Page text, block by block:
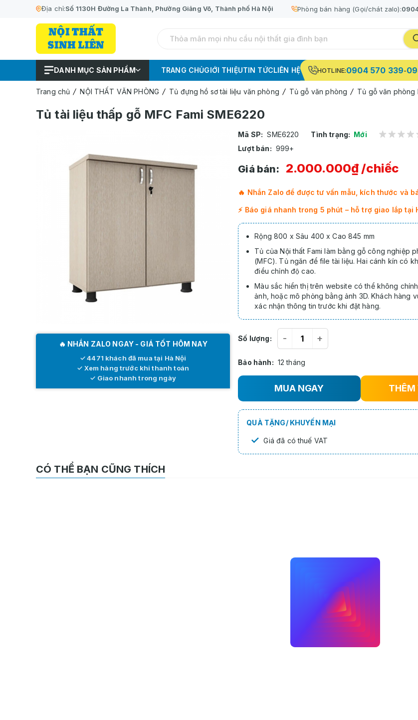
Địa chỉ:Số 1130H Đường La Thành, Phường Giảng Võ, Thành phố Hà Nội Phòng bán hàng (Gọi/chát zalo):
DANH MỤC SẢN PHẨM TRANG CHỦGIỚI THIỆUTIN TỨCLIÊN HỆ HOTLINE:0904 570 339-
Trang chủ NỘI THẤT VĂN PHÒNG Tủ đựng hồ sơ tài liệu văn phòng Tủ gỗ văn phòng Tủ gỗ văn phòng
Tủ tài liệu thấp gỗ MFC Fami SME6220
🔥 NHẮN ZALO NGAY - GIÁ TỐT HÔM NAY
✓ 4471 khách đã mua tại Hà Nội
✓ Xem hàng trước khi thanh toán
✓ Giao nhanh trong ngày
Mã SP: SME6220 Tình trạng: Mới
Lượt bán: 999+
Giá bán: 2.000.000₫/chiếc
🔥 Nhắn Zalo để được tư vấn mẫu, kích thước và
⚡ Báo giá nhanh trong 5 phút – hỗ trợ giao lắp tại
Rộng 800 x Sâu 400 x Cao 845 mm
Tủ của Nội thất Fami làm bằng gỗ công nghiệp
(MFC). Tủ ngăn để file tài liệu. Hai cánh kín có
điều chỉnh độ cao.
Màu sắc hiển thị trên website có thể không
ảnh, hoặc mô phỏng bằng ảnh 3D. Khách hàng
xác nhận thông tin trước khi đặt hàng.
Số lượng: - +
Bảo hành: 12 tháng
MUA NGAY THÊM
QUÀ TẶNG/ KHUYẾN MẠI
✓ Giá đã có thuế VAT
CÓ THỂ BẠN CŨNG THÍCH